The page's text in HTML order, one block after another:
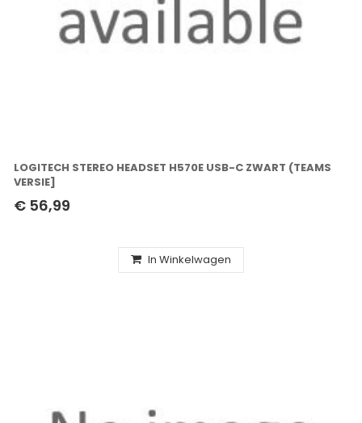
LOGITECH STEREO HEADSET H570E USB-C ZWART (TEAMS
VERSIE]
€ 56,99
In Winkelwagen